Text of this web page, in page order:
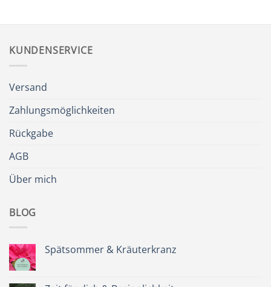
KUNDENSERVICE
Versand
Zahlungsmöglichkeiten
Rückgabe
AGB
Über mich
BLOG
Spätsommer & Kräuterkranz